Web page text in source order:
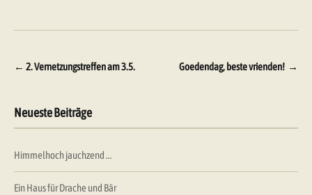
Beitragsnavigation
← 2. Vernetzungstreffen am 3.5. Goedendag, beste vrienden! →
Neueste Beiträge
Himmelhoch jauchzend …
Ein Haus für Drache und Bär